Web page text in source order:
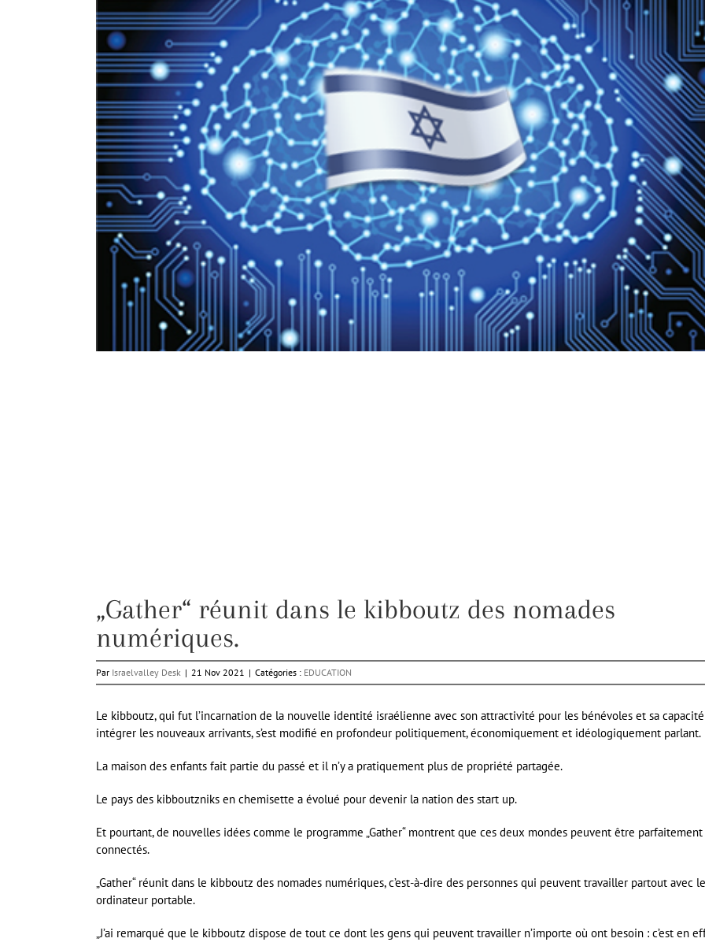
„Gather“ réunit dans le kibboutz des nomades
numériques.
Par Israelvalley Desk | 21 Nov 2021 | Catégories : EDUCATION
Le kibboutz, qui fut l’incarnation de la nouvelle identité israélienne avec son attractivité pour les bénévoles et sa
intégrer les nouveaux arrivants, s’est modifié en profondeur politiquement, économiquement et idéologiquement parlant.
La maison des enfants fait partie du passé et il n’y a pratiquement plus de propriété partagée.
Le pays des kibboutzniks en chemisette a évolué pour devenir la nation des start up.
Et pourtant, de nouvelles idées comme le programme „Gather“ montrent que ces deux mondes peuvent être parfaitement
connectés.
„Gather“ réunit dans le kibboutz des nomades numériques, c’est-à-dire des personnes qui peuvent travailler partout avec
ordinateur portable.
„J’ai remarqué que le kibboutz dispose de tout ce dont les gens qui peuvent travailler n’importe où ont besoin : c’est en